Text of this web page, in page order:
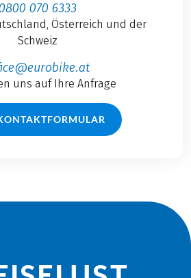
070 6333
Österreich und der
Schweiz
uns auf Ihre Anfrage